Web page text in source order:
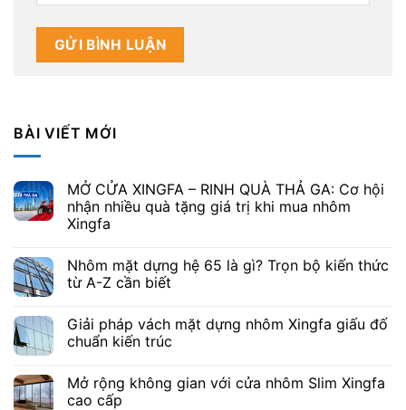
BÀI VIẾT MỚI
MỞ CỬA XINGFA – RINH QUÀ THẢ GA: Cơ hội
nhận nhiều quà tặng giá trị khi mua nhôm
Xingfa
Nhôm mặt dựng hệ 65 là gì? Trọn bộ kiến thức
từ A-Z cần biết
Giải pháp vách mặt dựng nhôm Xingfa giấu đố
chuẩn kiến trúc
Mở rộng không gian với cửa nhôm Slim Xingfa
cao cấp